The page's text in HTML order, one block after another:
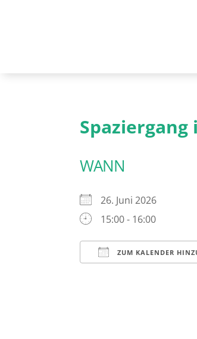
WANN
26. Juni 2026
15:00 - 16:00
ZUM KALENDER